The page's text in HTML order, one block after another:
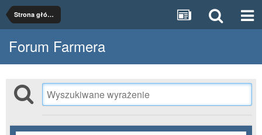
Strona główna
Forum Farmera